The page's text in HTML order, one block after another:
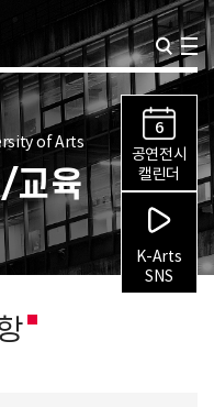
6
공연전시
캘린더
K-Arts
SNS
of Arts
교육